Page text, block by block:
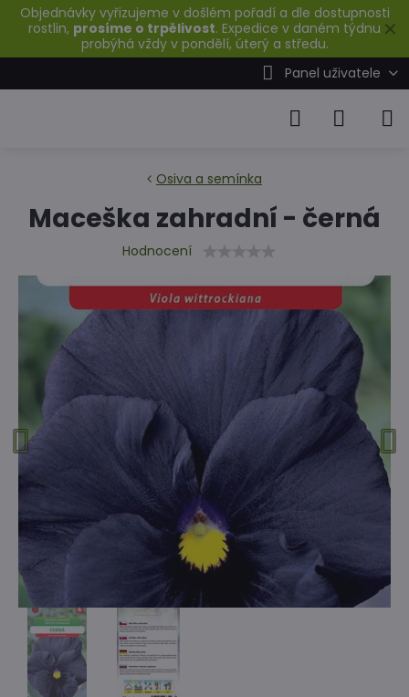
✕
Objednávky vyřizujeme v došlém pořadí a dle dostupnosti
rostlin, prosíme o trpělivost. Expedice v daném týdnu
probýhá vždy v pondělí, úterý a středu.
Panel uživatele
Osiva a semínka
Maceška zahradní - černá
Hodnocení